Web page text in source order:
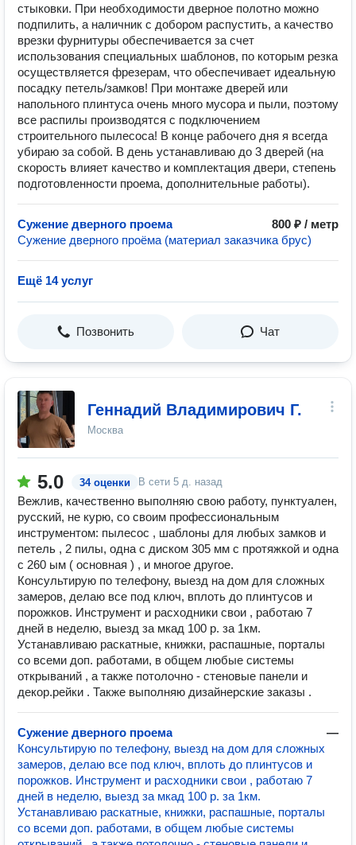
стыковки. При необходимости дверное полотно можно
подпилить, а наличник с добором распустить, а качество
врезки фурнитуры обеспечивается за счет
использования специальных шаблонов, по которым резка
осуществляется фрезерам, что обеспечивает идеальную
посадку петель/замков! При монтаже дверей или
напольного плинтуса очень много мусора и пыли, поэтому
все распилы производятся с подключением
строительного пылесоса! В конце рабочего дня я всегда
убираю за собой. В день устанавливаю до 3 дверей (на
скорость влияет качество и комплектация двери, степень
подготовленности проема, дополнительные работы).
Сужение дверного проема
800 ₽ / метр
Сужение дверного проёма (материал заказчика брус)
Ещё 14 услуг
Позвонить Чат
Геннадий Владимирович Г.
Москва
5.0 34 оценки В сети 5 д. назад
Вежлив, качественно выполняю свою работу, пунктуален,
русский, не курю, со своим профессиональным
инструментом: пылесос , шаблоны для любых замков и
петель , 2 пилы, одна с диском 305 мм с протяжкой и одна
с 260 ым ( основная ) , и многое другое.
Консультирую по телефону, выезд на дом для сложных
замеров, делаю все под ключ, вплоть до плинтусов и
порожков. Инструмент и расходники свои , работаю 7
дней в неделю, выезд за мкад 100 р. за 1км.
Устанавливаю раскатные, книжки, распашные, порталы
со всеми доп. работами, в общем любые системы
открываний , а также потолочно - стеновые панели и
декор.рейки . Также выполняю дизайнерские заказы .
Сужение дверного проема
—
Консультирую по телефону, выезд на дом для сложных
замеров, делаю все под ключ, вплоть до плинтусов и
порожков. Инструмент и расходники свои , работаю 7
дней в неделю, выезд за мкад 100 р. за 1км.
Устанавливаю раскатные, книжки, распашные, порталы
со всеми доп. работами, в общем любые системы